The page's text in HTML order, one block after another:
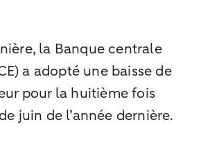
la Banque centrale
a adopté une baisse de
pour la huitième fois
juin de l’année dernière.